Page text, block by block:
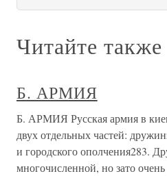
Читайте также
Б. АРМИЯ
Б. АРМИЯ Русская армия в
двух отдельных частей:
и городского ополчения283.
многочисленной, но зато